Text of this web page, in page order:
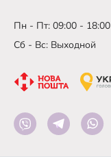
Пн - Пт: 09:00 - 18:00
Сб - Вс: Выходной